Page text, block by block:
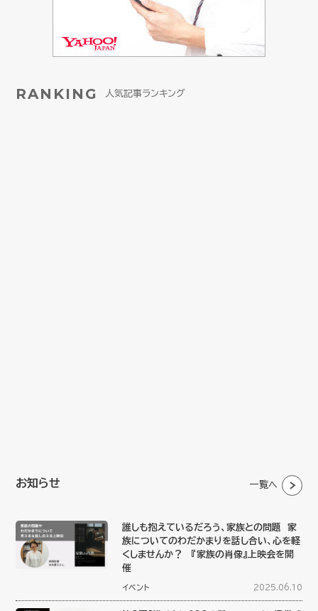
RANKING 人気記事ランキング
お知らせ 一覧へ
誰しも抱えているだろう、家族との問題 家
族についてのわだかまりを話し合い、心を軽
くしませんか？ 『家族の肖像』上映会を開
催
イベント 2025.06.10